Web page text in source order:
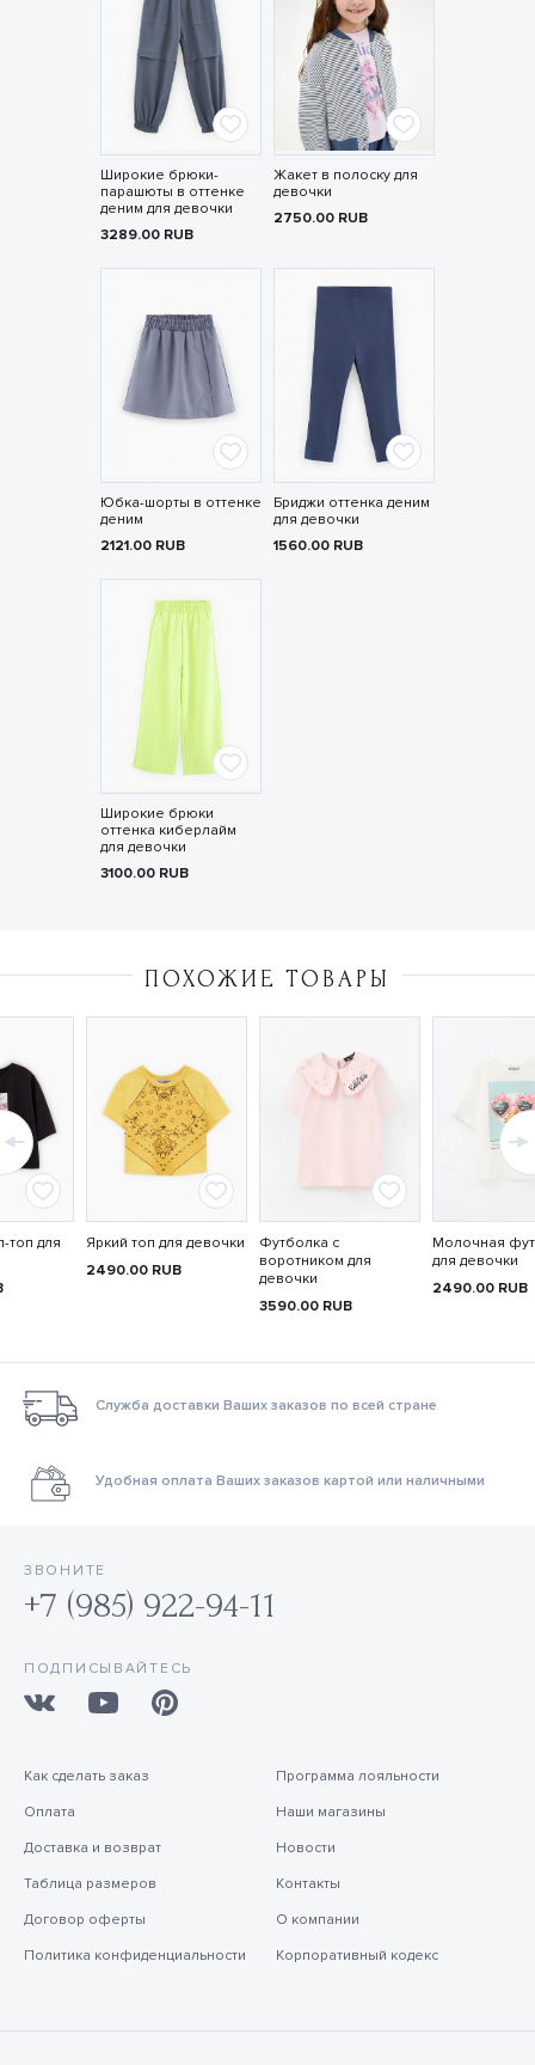
Широкие брюки-
парашюты в оттенке
деним для девочки
3289.00 RUB
Жакет в полоску для
девочки
2750.00 RUB
Юбка-шорты в оттенке
деним
2121.00 RUB
Бриджи оттенка деним
для девочки
1560.00 RUB
Широкие брюки
оттенка киберлайм
для девочки
3100.00 RUB
ПОХОЖИЕ ТОВАРЫ
топ для
Яркий топ для девочки
2490.00 RUB
Футболка с
воротником для
девочки
3590.00 RUB
Молочная
для девочки
2490.00 RUB
Служба доставки Ваших заказов по всей стране
Удобная оплата Ваших заказов картой или наличными
ЗВОНИТЕ
+7 (985) 922-94-11
ПОДПИСЫВАЙТЕСЬ
Как сделать заказ
Оплата
Доставка и возврат
Таблица размеров
Договор оферты
Политика конфиденциальности
Программа лояльности
Наши магазины
Новости
Контакты
О компании
Корпоративный кодекс